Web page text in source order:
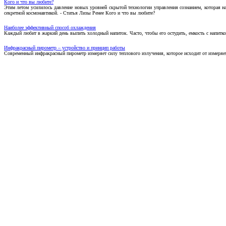
Кого и что вы любите?
Этим летом усилилось давление новых уровней скрытой технологии управления сознанием,
секретной космонавтикой. - Статья Лизы Ренее Кого и что вы любите?
Наиболее эффективный способ охлаждения
Каждый любит в жаркий день выпить холодный напиток. Часто, чтобы его остудить, емкость с
Инфракрасный пирометр – устройство и принцип работы
Современный инфракрасный пирометр измеряет силу теплового излучения, которое исходит от